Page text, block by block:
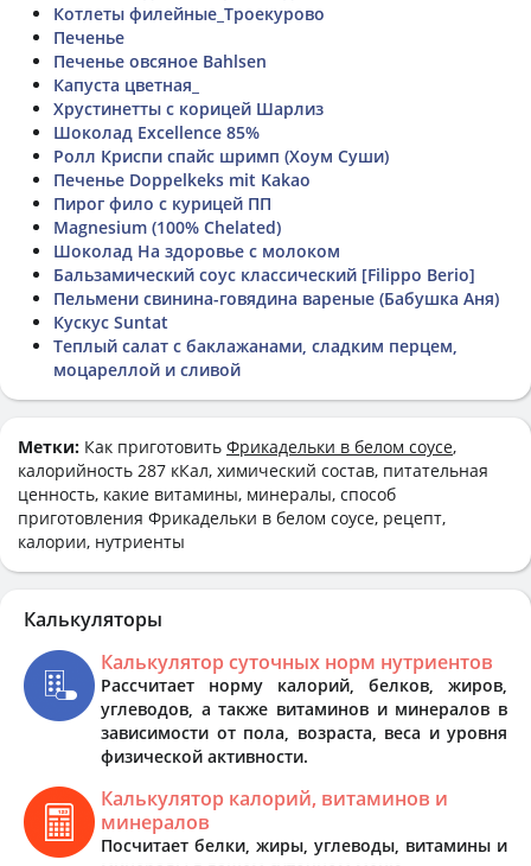
Котлеты филейные_Троекурово
Печенье
Печенье овсяное Bahlsen
Капуста цветная_
Хрустинетты с корицей Шарлиз
Шоколад Excellence 85%
Ролл Криспи спайс шримп (Хоум Суши)
Печенье Doppelkeks mit Kakao
Пирог фило с курицей ПП
Magnesium (100% Chelated)
Шоколад На здоровье с молоком
Бальзамический соус классический [Filippo Berio]
Пельмени свинина-говядина вареные (Бабушка Аня)
Кускус Suntat
Теплый салат с баклажанами, сладким перцем,
моцареллой и сливой
Метки: Как приготовить Фрикадельки в белом соусе,
калорийность 287 кКал, химический состав, питательная
ценность, какие витамины, минералы, способ
приготовления Фрикадельки в белом соусе, рецепт,
калории, нутриенты
Калькуляторы
Калькулятор суточных норм нутриентов
Рассчитает норму калорий, белков, жиров,
углеводов, а также витаминов и минералов в
зависимости от пола, возраста, веса и уровня
физической активности.
Калькулятор калорий, витаминов и
минералов
Посчитает белки, жиры, углеводы, витамины и